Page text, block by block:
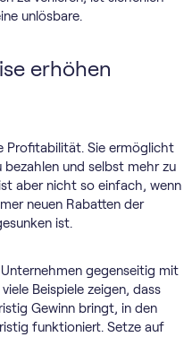
unlösbare.
erhöhen
Profitabilität. Sie ermöglicht
bezahlen und selbst mehr zu
aber nicht so einfach, wenn
neuen Rabatten der
ist.
gegenseitig mit
Beispiele zeigen, dass
Gewinn bringt, in den
funktioniert. Setze auf